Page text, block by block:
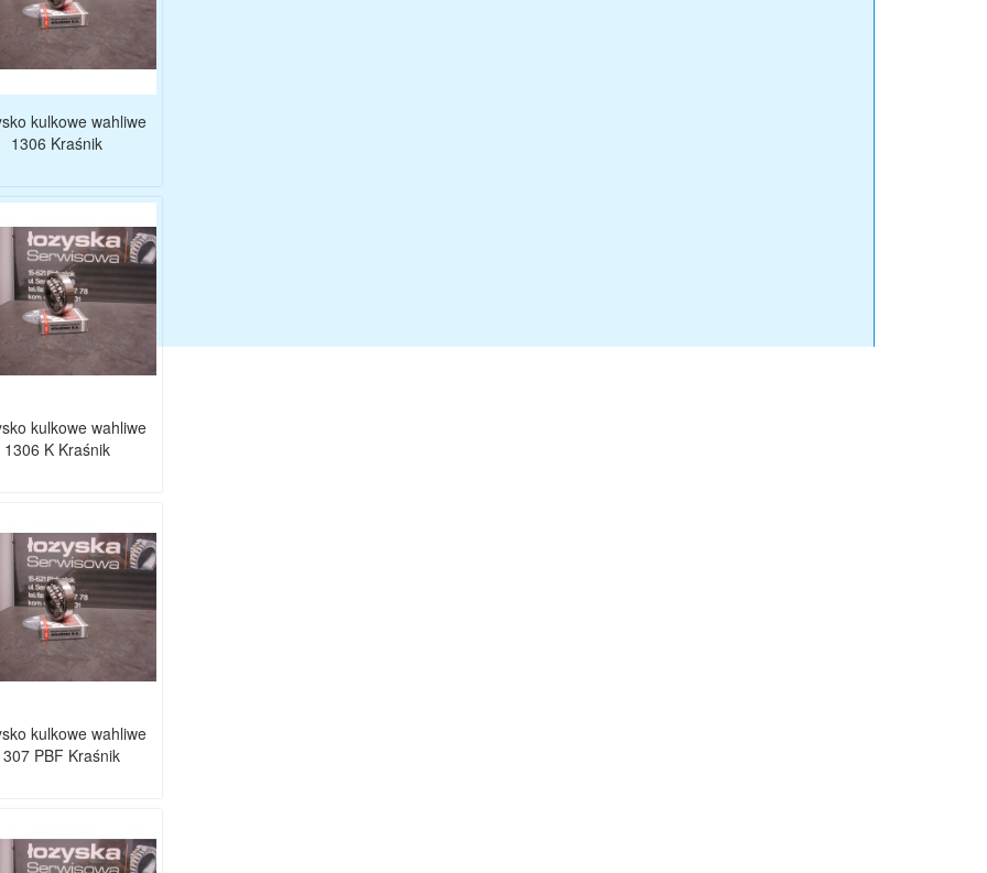
kulkowe wahliwe
1306 Kraśnik
kulkowe wahliwe
1306 K Kraśnik
kulkowe wahliwe
PBF Kraśnik